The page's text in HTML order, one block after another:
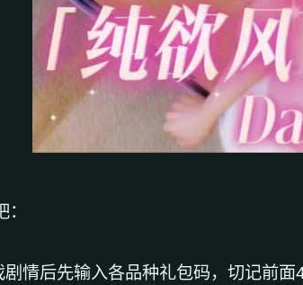
情后先输入各品种礼包码，切记前